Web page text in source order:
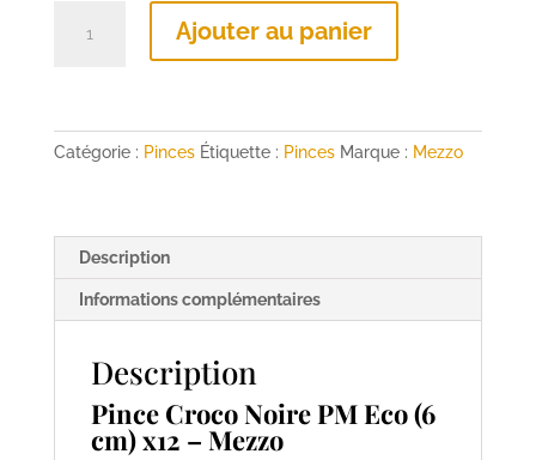
Petit
-
unités
-
Ajouter au panier
Catégorie : Pinces Étiquette : Pinces Marque : Mezzo
Description
Informations complémentaires
Description
Pince Croco Noire PM Eco (6
cm) x12 – Mezzo